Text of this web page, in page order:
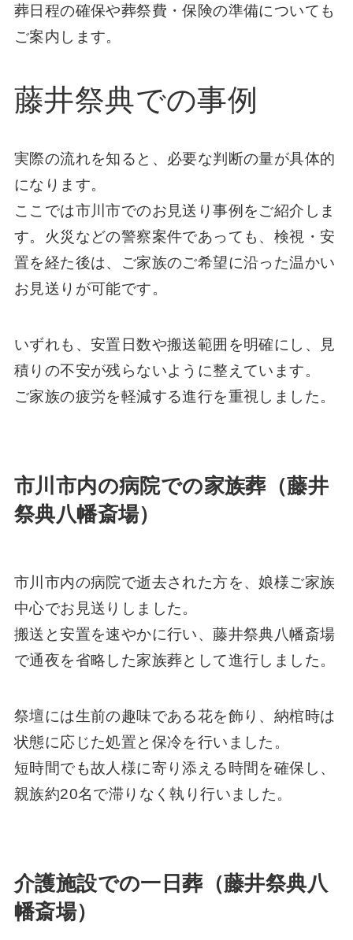
葬日程の確保や葬祭費・保険の準備についても
ご案内します。
藤井祭典での事例
実際の流れを知ると、必要な判断の量が具体的
になります。
ここでは市川市でのお見送り事例をご紹介しま
す。火災などの警察案件であっても、検視・安
置を経た後は、ご家族のご希望に沿った温かい
お見送りが可能です。
いずれも、安置日数や搬送範囲を明確にし、見
積りの不安が残らないように整えています。
ご家族の疲労を軽減する進行を重視しました。
市川市内の病院での家族葬（藤井
祭典八幡斎場）
市川市内の病院で逝去された方を、娘様ご家族
中心でお見送りしました。
搬送と安置を速やかに行い、藤井祭典八幡斎場
で通夜を省略した家族葬として進行しました。
祭壇には生前の趣味である花を飾り、納棺時は
状態に応じた処置と保冷を行いました。
短時間でも故人様に寄り添える時間を確保し、
親族約20名で滞りなく執り行いました。
介護施設での一日葬（藤井祭典八
幡斎場）